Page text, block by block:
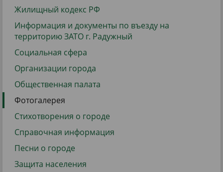
Жилищный кодекс РФ
Информация и документы по въезду на
территорию ЗАТО г. Радужный
Социальная сфера
Организации города
Общественная палата
Фотогалерея
Стихотворения о городе
Справочная информация
Песни о городе
Защита населения